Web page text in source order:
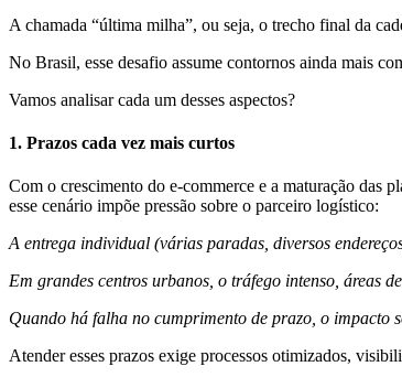
A chamada “última milha”, ou seja, o trecho final da
No Brasil, esse desafio assume contornos ainda mais
Vamos analisar cada um desses aspectos?
1. Prazos cada vez mais curtos
Com o crescimento do e-commerce e a maturação das
esse cenário impõe pressão sobre o parceiro logístico:
A entrega individual (várias paradas, diversos
Em grandes centros urbanos, o tráfego intenso, áreas
Quando há falha no cumprimento de prazo, o impacto
Atender esses prazos exige processos otimizados,